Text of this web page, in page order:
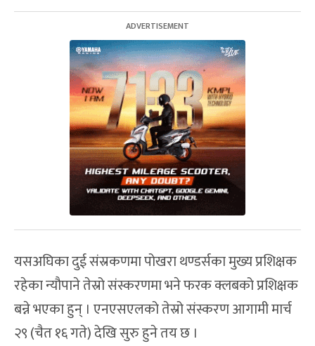
यसअघिका दुई संस्रकणमा पोखरा थण्डर्सका मुख्य प्रशिक्षक
रहेका न्यौपाने तेस्रो संस्करणमा भने फरक क्लबको प्रशिक्षक
बन्ने भएका हुन् । एनएसएलको तेस्रो संस्करण आगामी मार्च
२९ (चैत १६ गते) देखि सुरु हुने तय छ ।